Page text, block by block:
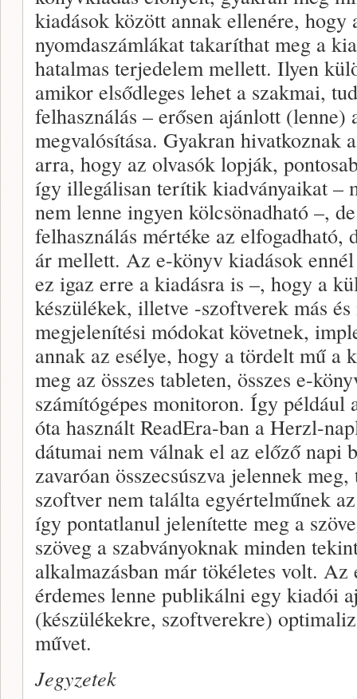
kiadások között annak ellenére, hogy
nyomdaszámlákat takaríthat meg a
hatalmas terjedelem mellett. Ilyen
amikor elsődleges lehet a szakmai,
felhasználás – erősen ajánlott (lenne)
megvalósítása. Gyakran hivatkoznak
arra, hogy az olvasók lopják,
így illegálisan terítik kiadványaikat –
nem lenne ingyen kölcsönadható –,
felhasználás mértéke az
ár mellett. Az e-könyv kiadások
ez igaz erre a kiadásra is –, hogy a
készülékek, illetve -szoftverek más és
megjelenítési módokat követnek,
annak az esélye, hogy a tördelt mű
meg az összes tableten, összes e-
számítógépes monitoron. Így például
óta használt ReadEra-ban a Herzl-
dátumai nem válnak el az előző napi
zavaróan összecsúszva jelennek
szoftver nem találta egyértelműnek
így pontatlanul jelenítette meg a
szöveg a szabványoknak minden
alkalmazásban már tökéletes volt. Az
érdemes lenne publikálni egy kiadói
(készülékekre, szoftverekre)
művet.
Jegyzetek